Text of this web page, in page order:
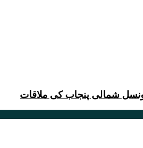
شمالی پنجاب کی ملاقات